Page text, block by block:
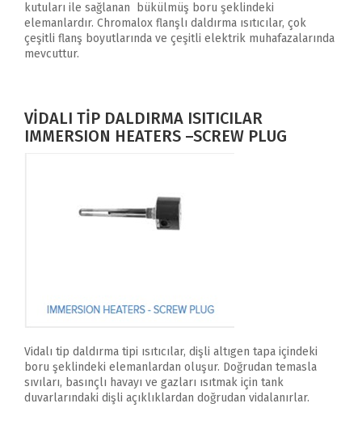
kutuları ile sağlanan bükülmüş boru şeklindeki
elemanlardır. Chromalox flanşlı daldırma ısıtıcılar, çok
çeşitli flanş boyutlarında ve çeşitli elektrik muhafazalarında
mevcuttur.
VİDALI TİP DALDIRMA ISITICILAR
IMMERSION HEATERS –SCREW PLUG
Vidalı tip daldırma tipi ısıtıcılar, dişli altıgen tapa içindeki
boru şeklindeki elemanlardan oluşur. Doğrudan temasla
sıvıları, basınçlı havayı ve gazları ısıtmak için tank
duvarlarındaki dişli açıklıklardan doğrudan vidalanırlar.